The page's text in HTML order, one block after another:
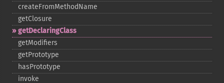
createFromMethodName
getClosure
getDeclaringClass
getModifiers
getPrototype
hasPrototype
invoke